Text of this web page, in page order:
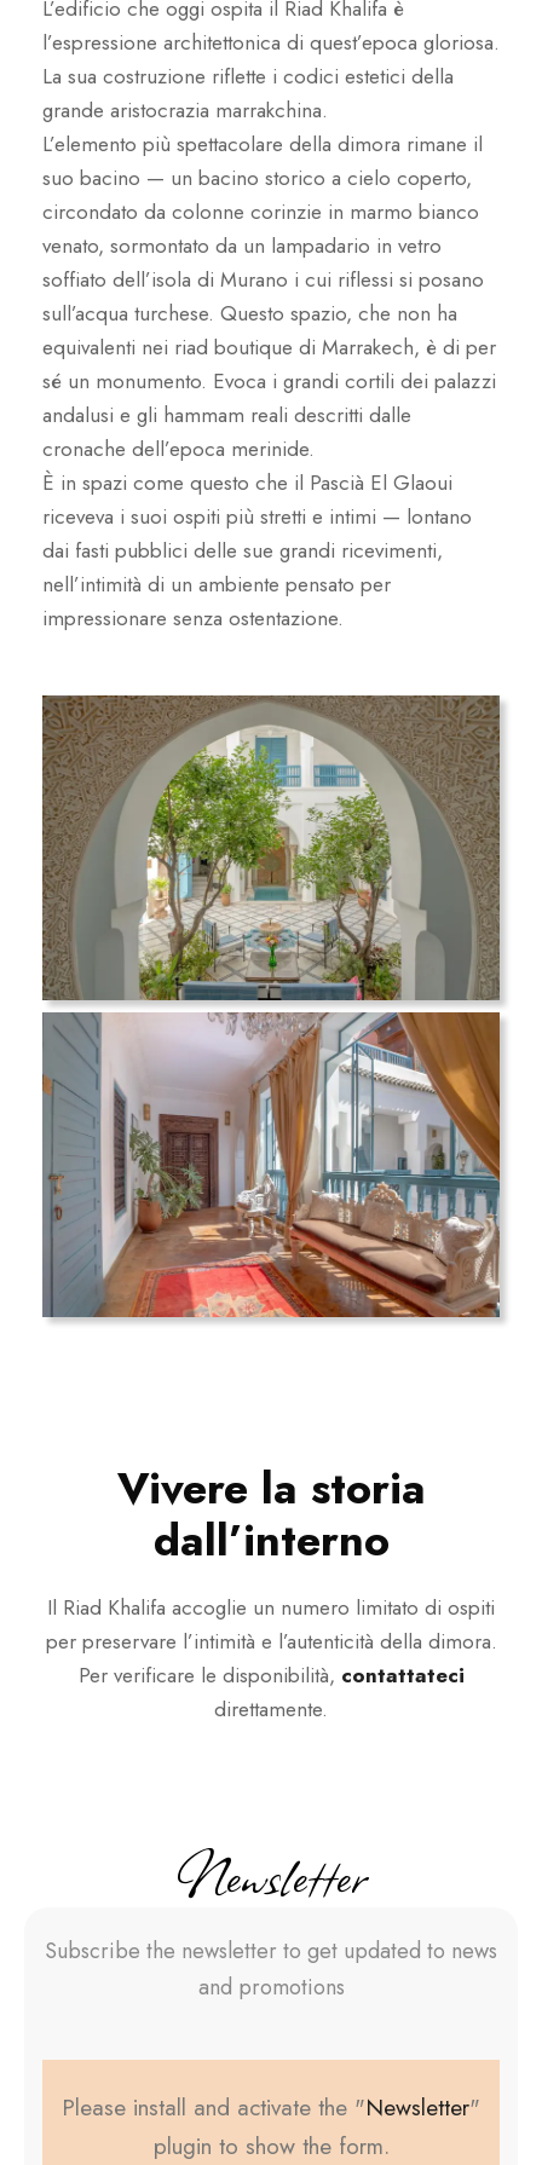
L’edificio che oggi ospita il Riad Khalifa è
l’espressione architettonica di quest’epoca gloriosa.
La sua costruzione riflette i codici estetici della
grande aristocrazia marrakchina.
L’elemento più spettacolare della dimora rimane il
suo bacino — un bacino storico a cielo coperto,
circondato da colonne corinzie in marmo bianco
venato, sormontato da un lampadario in vetro
soffiato dell’isola di Murano i cui riflessi si posano
sull’acqua turchese. Questo spazio, che non ha
equivalenti nei riad boutique di Marrakech, è di per
sé un monumento. Evoca i grandi cortili dei palazzi
andalusi e gli hammam reali descritti dalle
cronache dell’epoca merinide.
È in spazi come questo che il Pascià El Glaoui
riceveva i suoi ospiti più stretti e intimi — lontano
dai fasti pubblici delle sue grandi ricevimenti,
nell’intimità di un ambiente pensato per
impressionare senza ostentazione.
Vivere la storia
dall’interno
Il Riad Khalifa accoglie un numero limitato di ospiti
per preservare l’intimità e l’autenticità della dimora.
Per verificare le disponibilità, contattateci
direttamente.
Newsletter
Subscribe the newsletter to get updated to news
and promotions
Please install and activate the "Newsletter"
plugin to show the form.